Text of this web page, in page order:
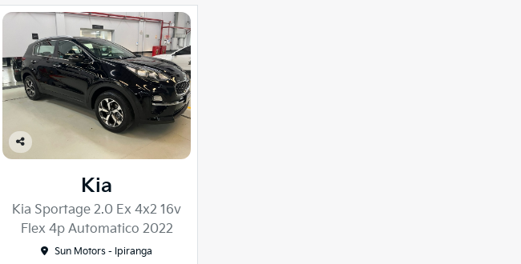
Co
Kia
Kia Sportage 2.0 Ex 4x2 16v
Flex 4p Automatico 2022
Sun Motors - Ipiranga